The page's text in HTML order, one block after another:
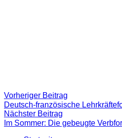
Beitragsnavigation
Vorheriger Beitrag
Beitrag:
Deutsch-französische
Nächster Beitrag
Beitrag
Im Sommer: Die gebeugte